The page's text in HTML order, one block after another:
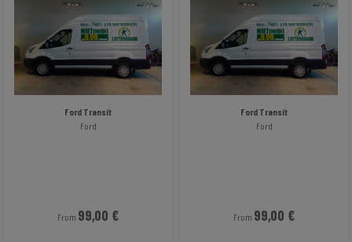
Ford Transit
Ford
From 99,00 €
Ford Transit
Ford
From 99,00 €